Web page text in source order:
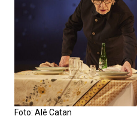
Foto: Alê Catan